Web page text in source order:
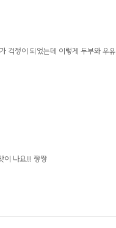
걱정이 되었는데 이렇게 두부와 우
이 나요!!! 짱짱